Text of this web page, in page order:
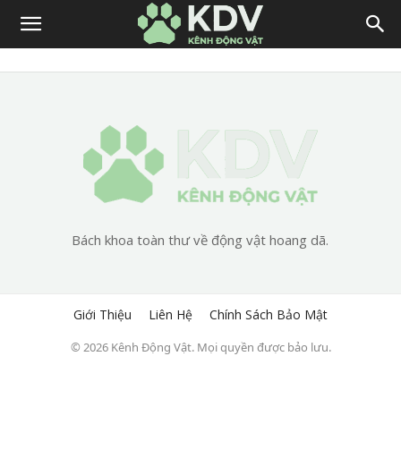
Bách khoa toàn thư về động vật hoang dã.
Giới Thiệu Liên Hệ Chính Sách Bảo Mật
© 2026 Kênh Động Vật. Mọi quyền được bảo lưu.